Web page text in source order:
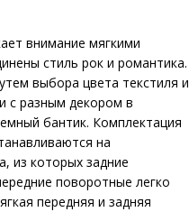
внимание мягкими
стиль рок и романтика.
выбора цвета текстиля и
с разным декором в
бантик. Комплектация
на
из которых задние
поворотные легко
передняя и задняя